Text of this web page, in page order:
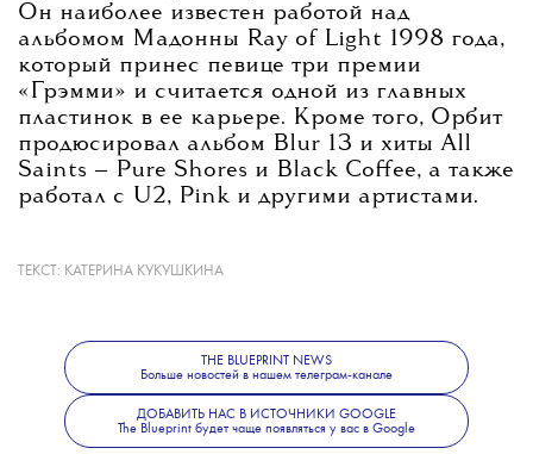
Он наиболее известен работой над
альбомом Мадонны Ray of Light 1998 года,
который принес певице три премии
«Грэмми» и считается одной из главных
пластинок в ее карьере. Кроме того, Орбит
продюсировал альбом Blur 13 и хиты All
Saints — Pure Shores и Black Coffee, а также
работал с U2, Pink и другими артистами.
последним альбомом стал The Painter,
вышедший в 2022 году.
ТЕКСТ: КАТЕРИНА КУКУШКИНА
THE BLUEPRINT NEWS
Больше новостей в нашем телеграм-канале
ДОБАВИТЬ НАС В ИСТОЧНИКИ GOOGLE
The Blueprint будет чаще появляться у вас в Google